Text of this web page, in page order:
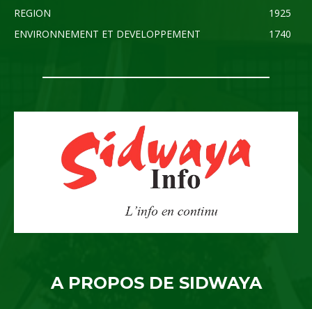
REGION
1925
ENVIRONNEMENT ET DEVELOPPEMENT
1740
A PROPOS DE SIDWAYA